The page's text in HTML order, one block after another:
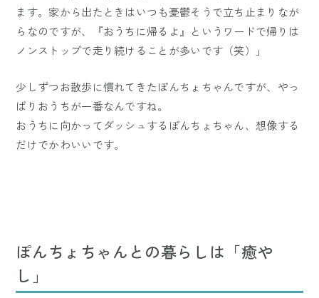
ます。家から出たときはいつも憂鬱そうで立ち止まりなが
らなのですが、『おうちに帰るよ』というワードで帰りは
ノンストップで走り続けることが多いです（笑）」
少しずつお散歩に慣れてきたぽんちょちゃんですが、やっ
ぱりおうちが一番なんですね。
おうちに向かってダッシュするぽんちょちゃん、想像する
だけでかわいいです。
ぽんちょちゃんとの暮らしは「癒や
し」